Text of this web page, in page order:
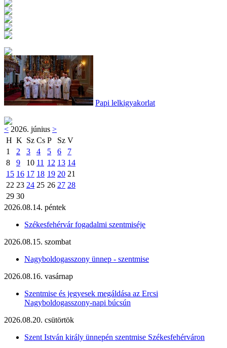
Papi lelkigyakorlat
< 2026. június >
H K Sz Cs P Sz V
1
2 3 4 5 6
7
8
9 10 11 12 13 14
15 16 17 18 19 20 21
22 23 24 25 26 27 28
29 30
2026.08.14. péntek
Székesfehérvár fogadalmi szentmiséje
2026.08.15. szombat
Nagyboldogasszony ünnep - szentmise
2026.08.16. vasárnap
Szentmise és jegyesek megáldása az Ercsi
Nagyboldogasszony-napi búcsún
2026.08.20. csütörtök
Szent István király ünnepén szentmise Székesfehérváron